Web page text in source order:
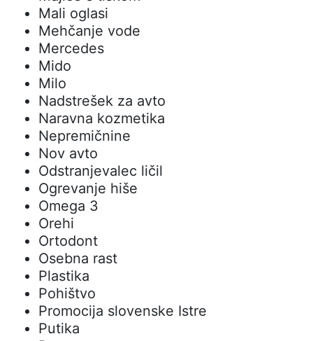
Mali oglasi
Mehčanje vode
Mercedes
Mido
Milo
Nadstrešek za avto
Naravna kozmetika
Nepremičnine
Nov avto
Odstranjevalec ličil
Ogrevanje hiše
Omega 3
Orehi
Ortodont
Osebna rast
Plastika
Pohištvo
Promocija slovenske Istre
Putika